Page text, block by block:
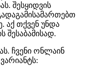
შესყიდვის
აქ თქვენ უნდა
შესაბამისად.
ჩვენი ონლაინ